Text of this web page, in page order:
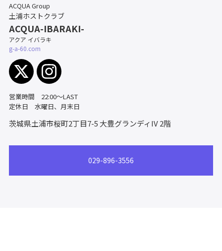
ACQUA Group
土浦ホストクラブ
ACQUA-IBARAKI-
アクア イバラキ
g-a-60.com
営業時間 22:00〜LAST
定休日 水曜日、月末日
茨城県土浦市桜町2丁目7-5 大豊グランディIV 2階
029-896-3556